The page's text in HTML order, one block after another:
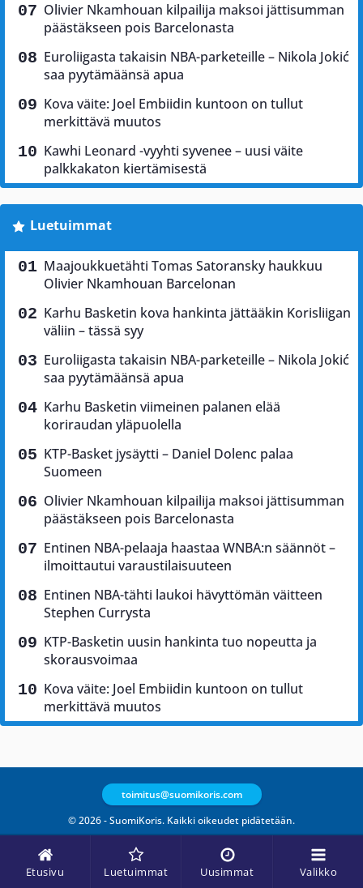
Etusivu Luetuimmat Uusimmat Valikko
Olivier Nkamhouan kilpailija maksoi jättisumman
päästäkseen pois Barcelonasta
Euroliigasta takaisin NBA-parketeille – Nikola Jokić
saa pyytämäänsä apua
Kova väite: Joel Embiidin kuntoon on tullut
merkittävä muutos
Kawhi Leonard -vyyhti syvenee – uusi väite
palkkakaton kiertämisestä
Luetuimmat
Maajoukkuetähti Tomas Satoransky haukkuu
Olivier Nkamhouan Barcelonan
Karhu Basketin kova hankinta jättääkin Korisliigan
väliin – tässä syy
Euroliigasta takaisin NBA-parketeille – Nikola Jokić
saa pyytämäänsä apua
Karhu Basketin viimeinen palanen elää
koriraudan yläpuolella
KTP-Basket jysäytti – Daniel Dolenc palaa
Suomeen
Olivier Nkamhouan kilpailija maksoi jättisumman
päästäkseen pois Barcelonasta
Entinen NBA-pelaaja haastaa WNBA:n säännöt –
ilmoittautui varaustilaisuuteen
Entinen NBA-tähti laukoi hävyttömän väitteen
Stephen Currysta
KTP-Basketin uusin hankinta tuo nopeutta ja
skorausvoimaa
Kova väite: Joel Embiidin kuntoon on tullut
merkittävä muutos
© 2026 - SuomiKoris. Kaikki oikeudet pidätetään.
toimitus@suomikoris.com